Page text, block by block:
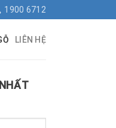
1900 6712
LIÊN HỆ